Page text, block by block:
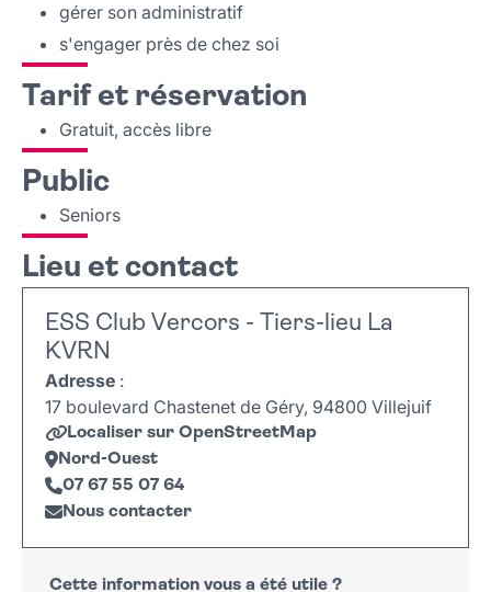
gérer son administratif
s'engager près de chez soi
Tarif et réservation
Gratuit, accès libre
Public
Seniors
Lieu et contact
ESS Club Vercors - Tiers-lieu La
KVRN
Adresse :
17 boulevard Chastenet de Géry, 94800 Villejuif
Localiser sur OpenStreetMap
Nord-Ouest
07 67 55 07 64
Nous contacter
+
Cette information vous a été utile ?